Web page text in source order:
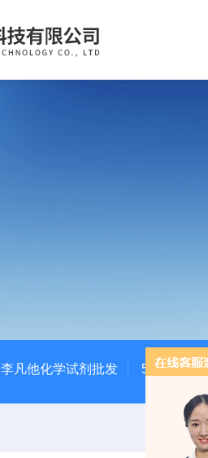
李凡他化学试剂批发 500次MTS